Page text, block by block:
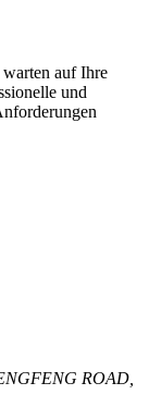
warten auf Ihre
und
ROAD,